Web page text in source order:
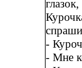
-
- Мне